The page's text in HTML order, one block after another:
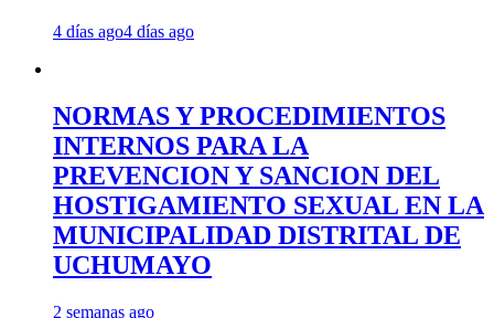
4 días ago4 días ago
NORMAS Y PROCEDIMIENTOS
INTERNOS PARA LA
PREVENCION Y SANCION DEL
HOSTIGAMIENTO SEXUAL EN LA
MUNICIPALIDAD DISTRITAL DE
UCHUMAYO
2 semanas ago